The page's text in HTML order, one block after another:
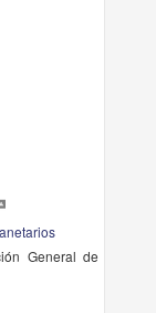
General de